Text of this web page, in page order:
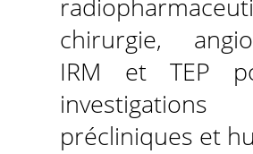
chirurgie,
IRM et TEP
investigations
précliniques et